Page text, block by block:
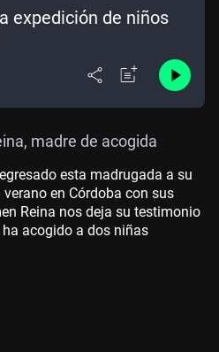
expedición de niños
madre de acogida
esta madrugada a su
en Córdoba con sus
Reina nos deja su testimonio
acogido a dos niñas